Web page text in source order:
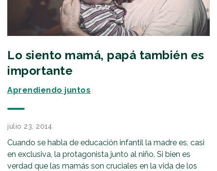
Lo siento mamá, papá también es
importante
Aprendiendo juntos
julio 23, 2014
Cuando se habla de educación infantil la madre es, casi
en exclusiva, la protagonista junto al niño. Si bien es
verdad que las mamás son cruciales en la vida de los